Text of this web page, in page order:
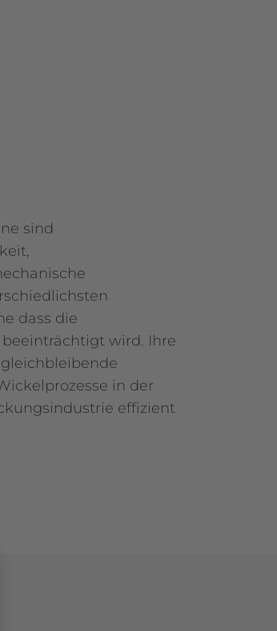
sind
dass die
wird. Ihre
in der
effizient